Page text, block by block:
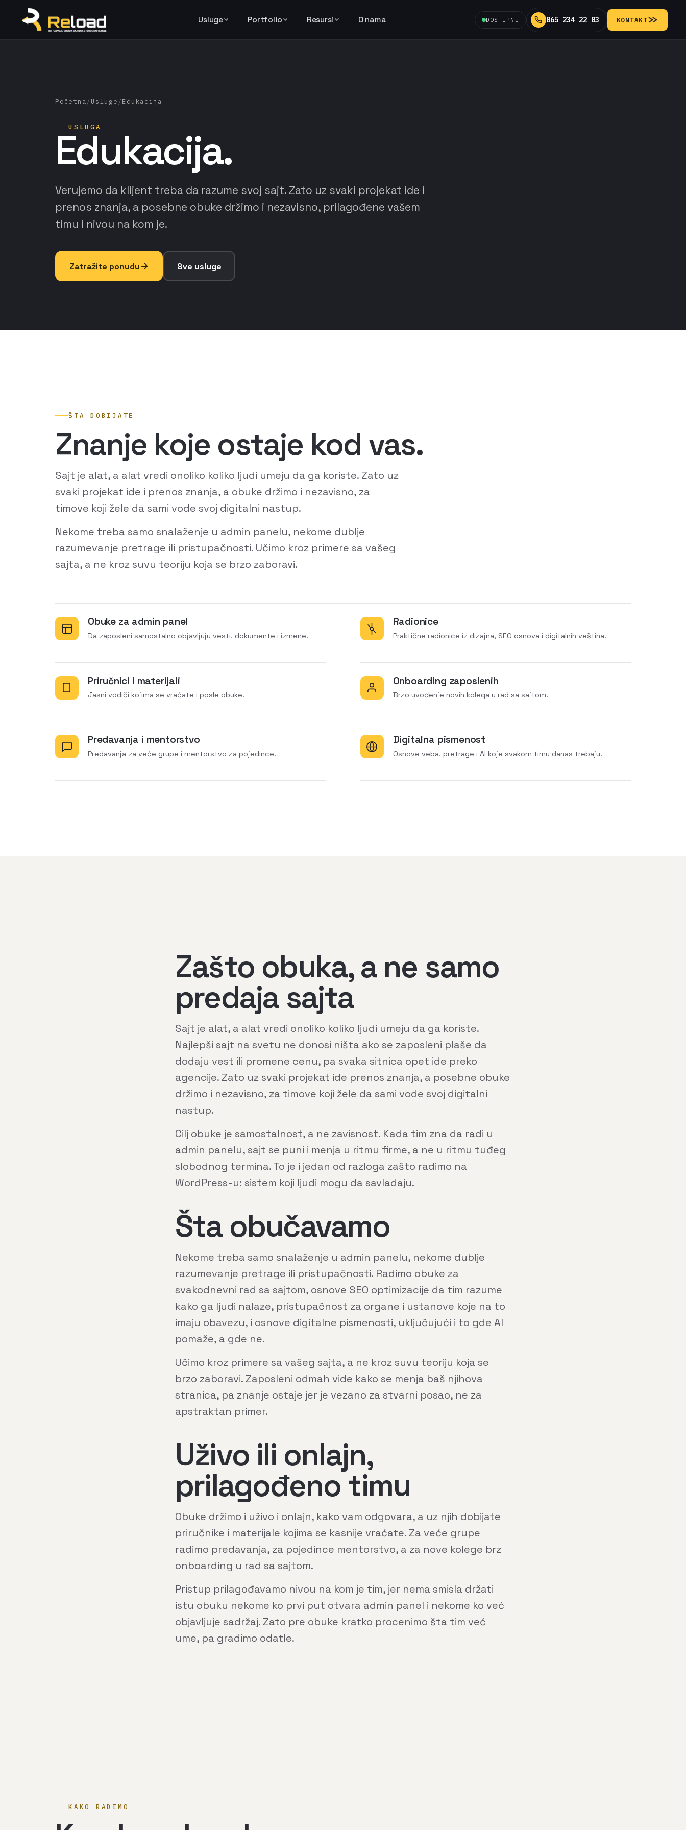
Usluge Portfolio Resursi O nama DOSTUPNI 065 234 22 03 KONTAKT
Početna / Usluge /Edukacija
USLUGA
Edukacija.
Verujemo da klijent treba da razume svoj sajt. Zato uz svaki projekat ide i
prenos znanja, a posebne obuke držimo i nezavisno, prilagođene vašem
timu i nivou na kom je.
Zatražite ponudu Sve usluge
ŠTA DOBIJATE
Znanje koje ostaje kod vas.
Sajt je alat, a alat vredi onoliko koliko ljudi umeju da ga koriste. Zato uz
svaki projekat ide i prenos znanja, a obuke držimo i nezavisno, za
timove koji žele da sami vode svoj digitalni nastup.
Nekome treba samo snalaženje u admin panelu, nekome dublje
razumevanje pretrage ili pristupačnosti. Učimo kroz primere sa vašeg
sajta, a ne kroz suvu teoriju koja se brzo zaboravi.
Obuke za admin panel
Da zaposleni samostalno objavljuju vesti, dokumente i izmene.
Radionice
Praktične radionice iz dizajna, SEO osnova i digitalnih veština.
Priručnici i materijali
Jasni vodiči kojima se vraćate i posle obuke.
Onboarding zaposlenih
Brzo uvođenje novih kolega u rad sa sajtom.
Predavanja i mentorstvo
Predavanja za veće grupe i mentorstvo za pojedince.
Digitalna pismenost
Osnove veba, pretrage i AI koje svakom timu danas trebaju.
Zašto obuka, a ne samo
predaja sajta
Sajt je alat, a alat vredi onoliko koliko ljudi umeju da ga koriste.
Najlepši sajt na svetu ne donosi ništa ako se zaposleni plaše da
dodaju vest ili promene cenu, pa svaka sitnica opet ide preko
agencije. Zato uz svaki projekat ide prenos znanja, a posebne obuke
držimo i nezavisno, za timove koji žele da sami vode svoj digitalni
nastup.
Cilj obuke je samostalnost, a ne zavisnost. Kada tim zna da radi u
admin panelu, sajt se puni i menja u ritmu firme, a ne u ritmu tuđeg
slobodnog termina. To je i jedan od razloga zašto radimo na
WordPress-u: sistem koji ljudi mogu da savladaju.
Šta obučavamo
Nekome treba samo snalaženje u admin panelu, nekome dublje
razumevanje pretrage ili pristupačnosti. Radimo obuke za
svakodnevni rad sa sajtom, osnove SEO optimizacije da tim razume
kako ga ljudi nalaze, pristupačnost za organe i ustanove koje na to
imaju obavezu, i osnove digitalne pismenosti, uključujući i to gde AI
pomaže, a gde ne.
Učimo kroz primere sa vašeg sajta, a ne kroz suvu teoriju koja se
brzo zaboravi. Zaposleni odmah vide kako se menja baš njihova
stranica, pa znanje ostaje jer je vezano za stvarni posao, ne za
apstraktan primer.
Uživo ili onlajn,
prilagođeno timu
Obuke držimo i uživo i onlajn, kako vam odgovara, a uz njih dobijate
priručnike i materijale kojima se kasnije vraćate. Za veće grupe
radimo predavanja, za pojedince mentorstvo, a za nove kolege brz
onboarding u rad sa sajtom.
Pristup prilagođavamo nivou na kom je tim, jer nema smisla držati
istu obuku nekome ko prvi put otvara admin panel i nekome ko već
objavljuje sadržaj. Zato pre obuke kratko procenimo šta tim već
ume, pa gradimo odatle.
KAKO RADIMO